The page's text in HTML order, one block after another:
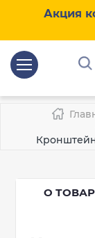
Акция
О